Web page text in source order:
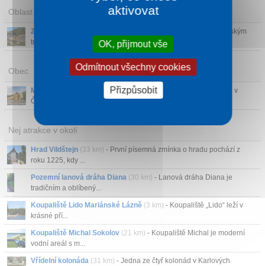
Oblast
Západní Čechy
- Západní Čechy jsou známé především lázeňským
trojúhelníkem: Kar...
Obec
Mariánské Lázně
- Architektonická perla a klenot mezi lázněmi v
České republic...
Nej atrakce v okolí
Hrad Vildštejn (33 km) - První písemná zmínka o hradu pochází z
roku 1225, kdy ...
Pozemní lanová dráha Diana (30 km) - Lanová dráha Diana je
tradičním a oblíbený...
Koupaliště Lido Mariánské Lázně (3 km) - Koupaliště „Lido“ leží v
krásné pří...
Koupaliště Michal Sokolov (21 km) - Koupaliště Michal je moderní
vodní areál s m...
Vřídelní kolonáda (31 km) - Jedna ze čtyř kolonád v Karlových
aktivovat
OK, přijmout vše
Odmítnout všechny cookies
Přizpůsobit